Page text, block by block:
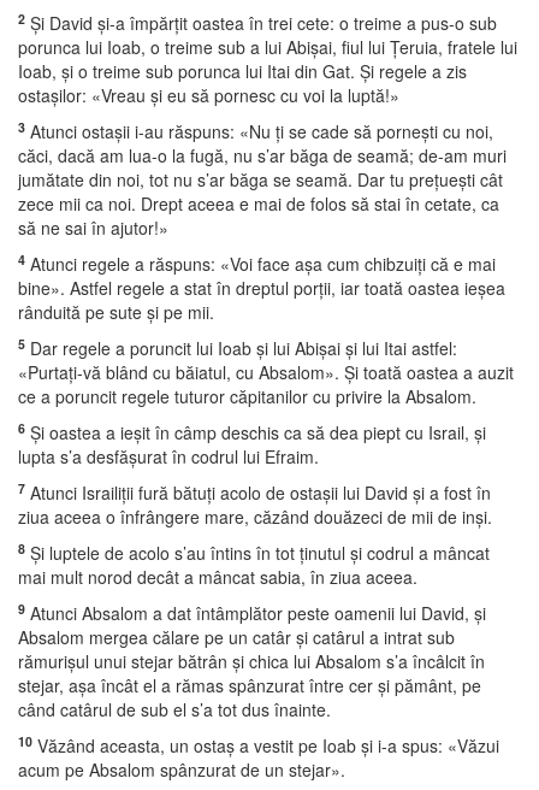
2 Şi David şi-a împărţit oastea în trei cete: o treime a pus-o sub
porunca lui Ioab, o treime sub a lui Abişai, fiul lui Ţeruia, fratele lui
Ioab, şi o treime sub porunca lui Itai din Gat. Şi regele a zis
ostaşilor: «Vreau şi eu să pornesc cu voi la luptă!»
3 Atunci ostaşii i-au răspuns: «Nu ţi se cade să porneşti cu noi,
căci, dacă am lua-o la fugă, nu s’ar băga de seamă; de-am muri
jumătate din noi, tot nu s’ar băga se seamă. Dar tu preţueşti cât
zece mii ca noi. Drept aceea e mai de folos să stai în cetate, ca
să ne sai în ajutor!»
4 Atunci regele a răspuns: «Voi face aşa cum chibzuiţi că e mai
bine». Astfel regele a stat în dreptul porţii, iar toată oastea ieşea
rânduită pe sute şi pe mii.
5 Dar regele a poruncit lui Ioab şi lui Abişai şi lui Itai astfel:
«Purtaţi-vă blând cu băiatul, cu Absalom». Şi toată oastea a auzit
ce a poruncit regele tuturor căpitanilor cu privire la Absalom.
6 Şi oastea a ieşit în câmp deschis ca să dea piept cu Israil, şi
lupta s’a desfăşurat în codrul lui Efraim.
7 Atunci Israiliţii fură bătuţi acolo de ostaşii lui David şi a fost în
ziua aceea o înfrângere mare, căzând douăzeci de mii de inşi.
8 Şi luptele de acolo s’au întins în tot ţinutul şi codrul a mâncat
mai mult norod decât a mâncat sabia, în ziua aceea.
9 Atunci Absalom a dat întâmplător peste oamenii lui David, şi
Absalom mergea călare pe un catâr şi catârul a intrat sub
rămurişul unui stejar bătrân şi chica lui Absalom s’a încâlcit în
stejar, aşa încât el a rămas spânzurat între cer şi pământ, pe
când catârul de sub el s’a tot dus înainte.
10 Văzând aceasta, un ostaş a vestit pe Ioab şi i-a spus: «Văzui
acum pe Absalom spânzurat de un stejar».